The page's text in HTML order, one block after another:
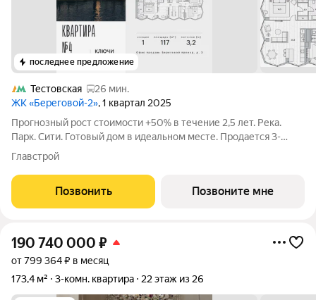
последнее предложение
Тестовская
26 мин.
ЖК «Береговой-2», 1 квартал 2025
Прогнозный рост стоимости +50% в течение 2,5 лет. Река.
Парк. Сити. Готовый дом в идеальном месте. Продается 3-
комнатная квартира на 2-м этаже с панорамным остеклением
и видом на закрытый парковый двор. Береговой - квартал-
курорт в центре столицы.
Главстрой
Позвонить Позвоните мне
190 740 000 ₽
от 799 364 ₽ в месяц
173,4 м²
3-комн. квартира 22 этаж из 26